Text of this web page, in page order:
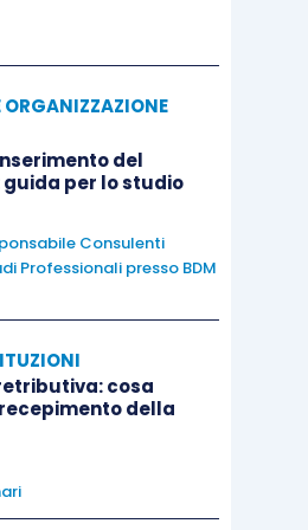
ORGANIZZAZIONE
del
guida per lo studio
Consulenti
Professionali presso BDM
cosa
della